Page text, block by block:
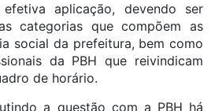
aplicação, devendo ser
categorias que compõem as
social da prefeitura, bem como
da PBH que reivindicam
de horário.
a questão com a PBH há